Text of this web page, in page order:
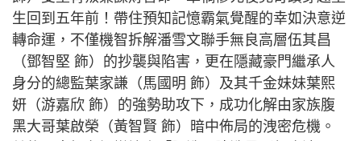
生回到五年前！帶住預知記憶霸氣覺醒的幸如決意逆
轉命運，不僅機智拆解潘雪文聯手無良高層伍其昌
（鄧智堅 飾）的抄襲與陷害，更在隱藏豪門繼承人
身分的總監葉家謙（馬國明 飾）及其千金妹妹葉熙
妍（游嘉欣 飾）的強勢助攻下，成功化解由家族腹
黑大哥葉啟榮（黃智賢 飾）暗中佈局的洩密危機。